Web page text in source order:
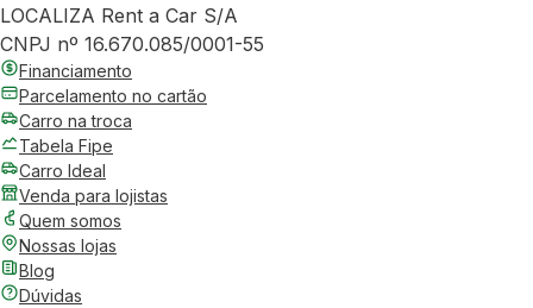
LOCALIZA Rent a Car S/A
CNPJ nº 16.670.085/0001-55
Financiamento
Parcelamento no cartão
Carro na troca
Tabela Fipe
Carro Ideal
Venda para lojistas
Quem somos
Nossas lojas
Blog
Dúvidas